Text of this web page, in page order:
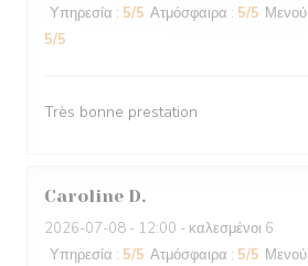
Υπηρεσία : 5/5 Ατμόσφαιρα : 5/5 Μενού
5/5
Très bonne prestation
Caroline D
2026-07-08 - 12:00 - καλεσμένοι 6
Υπηρεσία : 5/5 Ατμόσφαιρα : 5/5 Μενού